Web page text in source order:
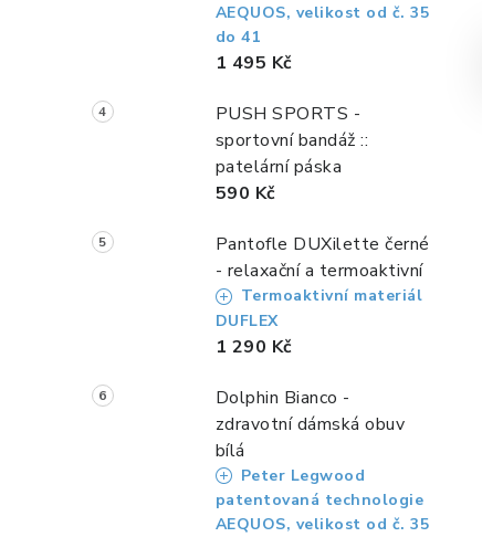
AEQUOS, velikost od č. 35
do 41
1 495 Kč
PUSH SPORTS -
sportovní bandáž ::
patelární páska
590 Kč
Pantofle DUXilette černé
- relaxační a termoaktivní
Termoaktivní materiál
DUFLEX
1 290 Kč
Dolphin Bianco -
zdravotní dámská obuv
bílá
Peter Legwood
patentovaná technologie
AEQUOS, velikost od č. 35